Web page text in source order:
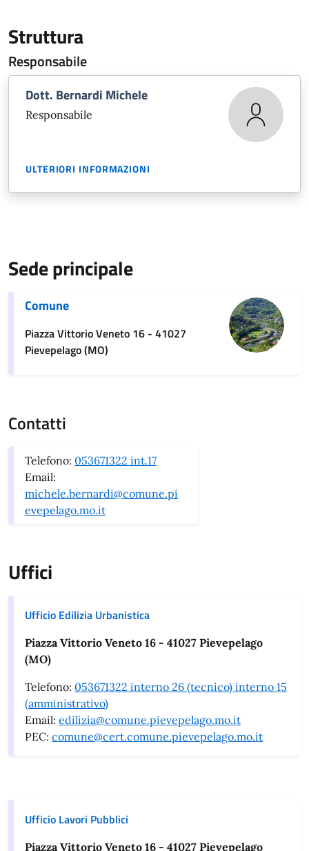
Struttura
Responsabile
Dott. Bernardi Michele
Responsabile
ULTERIORI INFORMAZIONI
Sede principale
Comune
Piazza Vittorio Veneto 16 - 41027
Pievepelago (MO)
Contatti
Telefono: 053671322 int.17
Email:
michele.bernardi@comune.pi
evepelago.mo.it
Uffici
Ufficio Edilizia Urbanistica
Piazza Vittorio Veneto 16 - 41027 Pievepelago
(MO)
Telefono: 053671322 interno 26 (tecnico) interno 15
(amministrativo)
Email: edilizia@comune.pievepelago.mo.it
PEC: comune@cert.comune.pievepelago.mo.it
Ufficio Lavori Pubblici
Piazza Vittorio Veneto 16 - 41027 Pievepelago